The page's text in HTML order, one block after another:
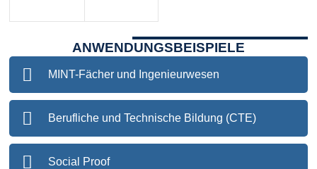
ANWENDUNGSBEISPIELE
MINT-Fächer und Ingenieurwesen
Berufliche und Technische Bildung (CTE)
Social Proof